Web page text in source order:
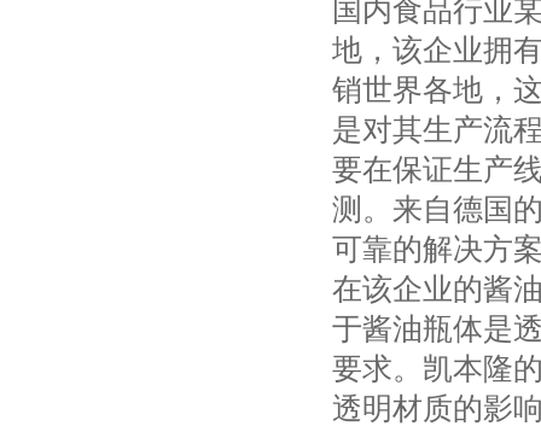
国内食品行业
地，该企业拥
销世界各地，
是对其生产流
要在保证生产
测。来自德国
可靠的解决方
在该企业的酱
于酱油瓶体是
要求。凯本隆
透明材质的影